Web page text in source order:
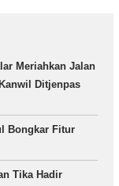
Meriahkan Jalan
Ditjenpas
Bongkar Fitur
Tika Hadir